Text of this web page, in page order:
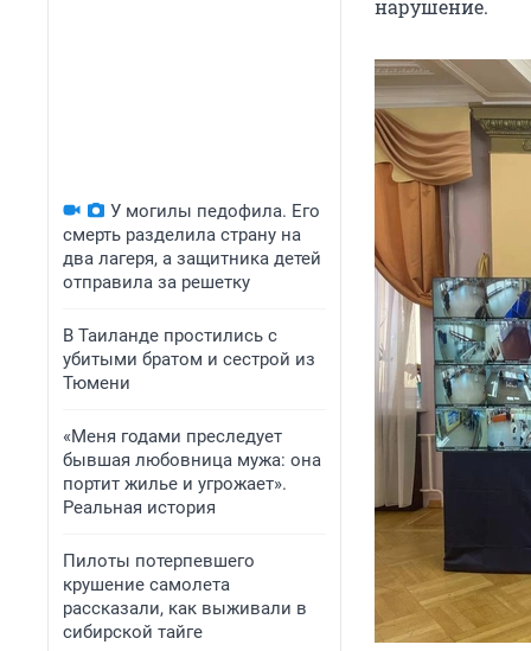
У могилы педофила. Его
смерть разделила страну на
два лагеря, а защитника детей
отправила за решетку
В Таиланде простились с
убитыми братом и сестрой из
Тюмени
«Меня годами преследует
бывшая любовница мужа: она
портит жилье и угрожает».
Реальная история
Пилоты потерпевшего
крушение самолета
рассказали, как выживали в
сибирской тайге
нарушение.